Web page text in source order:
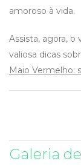
amoroso à vida.
Assista, agora, o
valiosa dicas
Maio Vermelho:
Galeria